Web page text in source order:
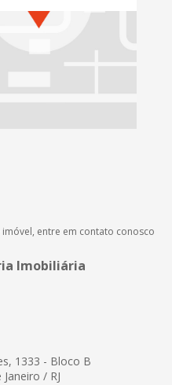
entre em contato conosco
Imobiliária
1333 - Bloco B
/ RJ